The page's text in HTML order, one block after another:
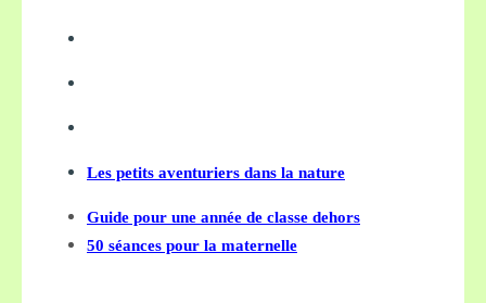
Les petits aventuriers dans la nature
Guide pour une année de classe dehors
50 séances pour la maternelle